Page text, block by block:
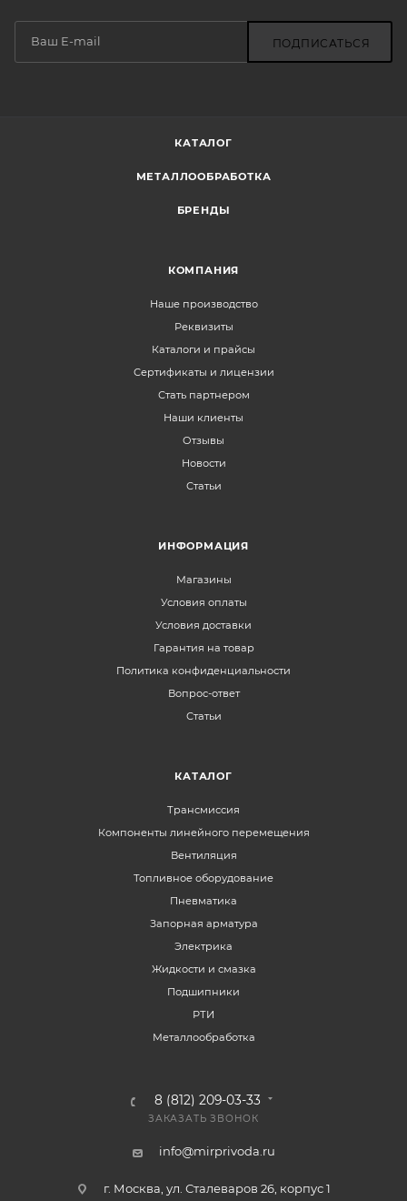
ПОДПИСАТЬСЯ
КАТАЛОГ
МЕТАЛЛООБРАБОТКА
БРЕНДЫ
КОМПАНИЯ
Наше производство
Реквизиты
Каталоги и прайсы
Сертификаты и лицензии
Стать партнером
Наши клиенты
Отзывы
Новости
Статьи
ИНФОРМАЦИЯ
Магазины
Условия оплаты
Условия доставки
Гарантия на товар
Политика конфиденциальности
Вопрос-ответ
Статьи
КАТАЛОГ
Трансмиссия
Компоненты линейного перемещения
Вентиляция
Топливное оборудование
Пневматика
Запорная арматура
Электрика
Жидкости и смазка
Подшипники
РТИ
Металлообработка
8 (812) 209-03-33
ЗАКАЗАТЬ ЗВОНОК
info@mirprivoda.ru
г. Москва, ул. Сталеваров 26, корпус 1